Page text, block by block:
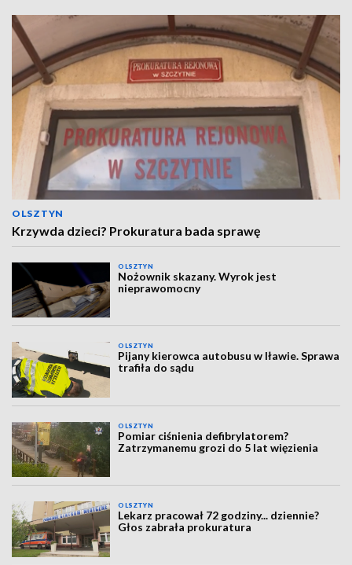
OLSZTYN
Krzywda dzieci? Prokuratura bada sprawę
OLSZTYN
Nożownik skazany. Wyrok jest
nieprawomocny
OLSZTYN
Pijany kierowca autobusu w Iławie. Sprawa
trafiła do sądu
OLSZTYN
Pomiar ciśnienia defibrylatorem?
Zatrzymanemu grozi do 5 lat więzienia
OLSZTYN
Lekarz pracował 72 godziny... dziennie?
Głos zabrała prokuratura